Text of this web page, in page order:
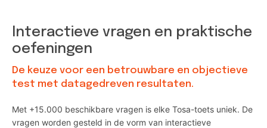
Interactieve vragen en praktische
oefeningen
De keuze voor een betrouwbare en objectieve
test met datagedreven resultaten.
Met +15.000 beschikbare vragen is elke Tosa-toets uniek. De
vragen worden gesteld in de vorm van interactieve